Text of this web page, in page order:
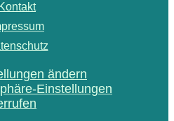
Kontakt
ändern
Einstellungen